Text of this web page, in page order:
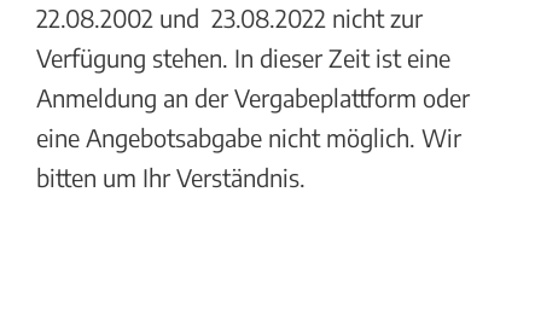
22.08.2002 und 23.08.2022 nicht zur
Verfügung stehen. In dieser Zeit ist eine
Anmeldung an der Vergabeplattform oder
eine Angebotsabgabe nicht möglich. Wir
bitten um Ihr Verständnis.